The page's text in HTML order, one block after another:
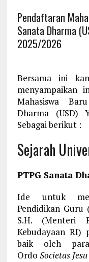
Pendaftaran
Sanata Dharma
2025/2026
Bersama ini
menyampaikan
Mahasiswa
Dharma (USD)
Sebagai berikut :
Sejarah
PTPG Sanata
Ide untuk
Pendidikan Guru
S.H. (Menteri
Kebudayaan RI)
baik oleh
Ordo Societas Jesu